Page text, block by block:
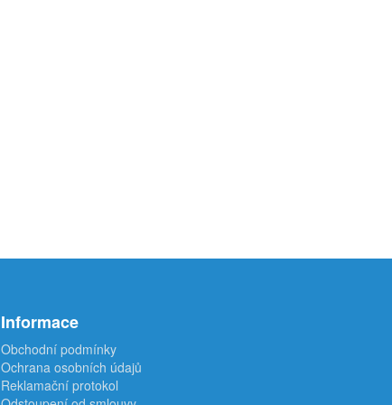
Informace
Obchodní podmínky
Ochrana osobních údajů
Reklamační protokol